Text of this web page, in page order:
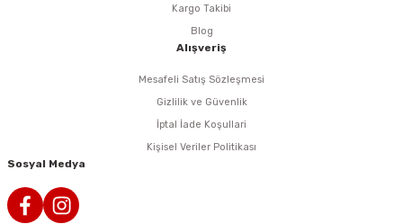
Kargo Takibi
Blog
Alışveriş
Mesafeli Satış Sözleşmesi
Gizlilik ve Güvenlik
İptal İade Koşullari
Kişisel Veriler Politikası
Sosyal Medya